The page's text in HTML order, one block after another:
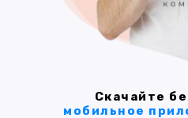
Скачайте
мобильное